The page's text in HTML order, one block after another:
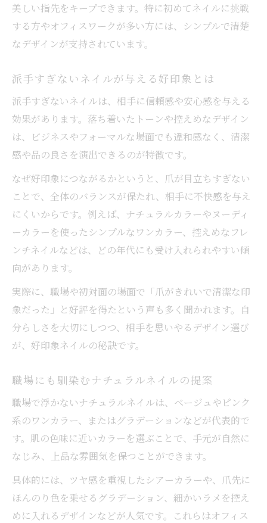
美しい指先をキープできます。特に初めてネイルに挑戦
する方やオフィスワークが多い方には、シンプルで清楚
なデザインが支持されています。
派手すぎないネイルが与える好印象とは
派手すぎないネイルは、相手に信頼感や安心感を与える
効果があります。落ち着いたトーンや控えめなデザイン
は、ビジネスやフォーマルな場面でも違和感なく、清潔
感や品の良さを演出できるのが特徴です。
なぜ好印象につながるかというと、爪が目立ちすぎない
ことで、全体のバランスが保たれ、相手に不快感を与え
にくいからです。例えば、ナチュラルカラーやヌーディ
ーカラーを使ったシンプルなワンカラー、控えめなフレ
ンチネイルなどは、どの年代にも受け入れられやすい傾
向があります。
実際に、職場や初対面の場面で「爪がきれいで清潔な印
象だった」と好評を得たという声も多く聞かれます。自
分らしさを大切にしつつ、相手を思いやるデザイン選び
が、好印象ネイルの秘訣です。
職場にも馴染むナチュラルネイルの提案
職場で浮かないナチュラルネイルは、ベージュやピンク
系のワンカラー、またはグラデーションなどが代表的で
す。肌の色味に近いカラーを選ぶことで、手元が自然に
なじみ、上品な雰囲気を保つことができます。
具体的には、ツヤ感を重視したシアーカラーや、爪先に
ほんのり色を乗せるグラデーション、細かいラメを控え
めに入れるデザインなどが人気です。これらはオフィス